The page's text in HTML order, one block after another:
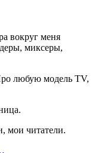
вокруг меня
миксеры,
любую модель TV,
мои читатели.